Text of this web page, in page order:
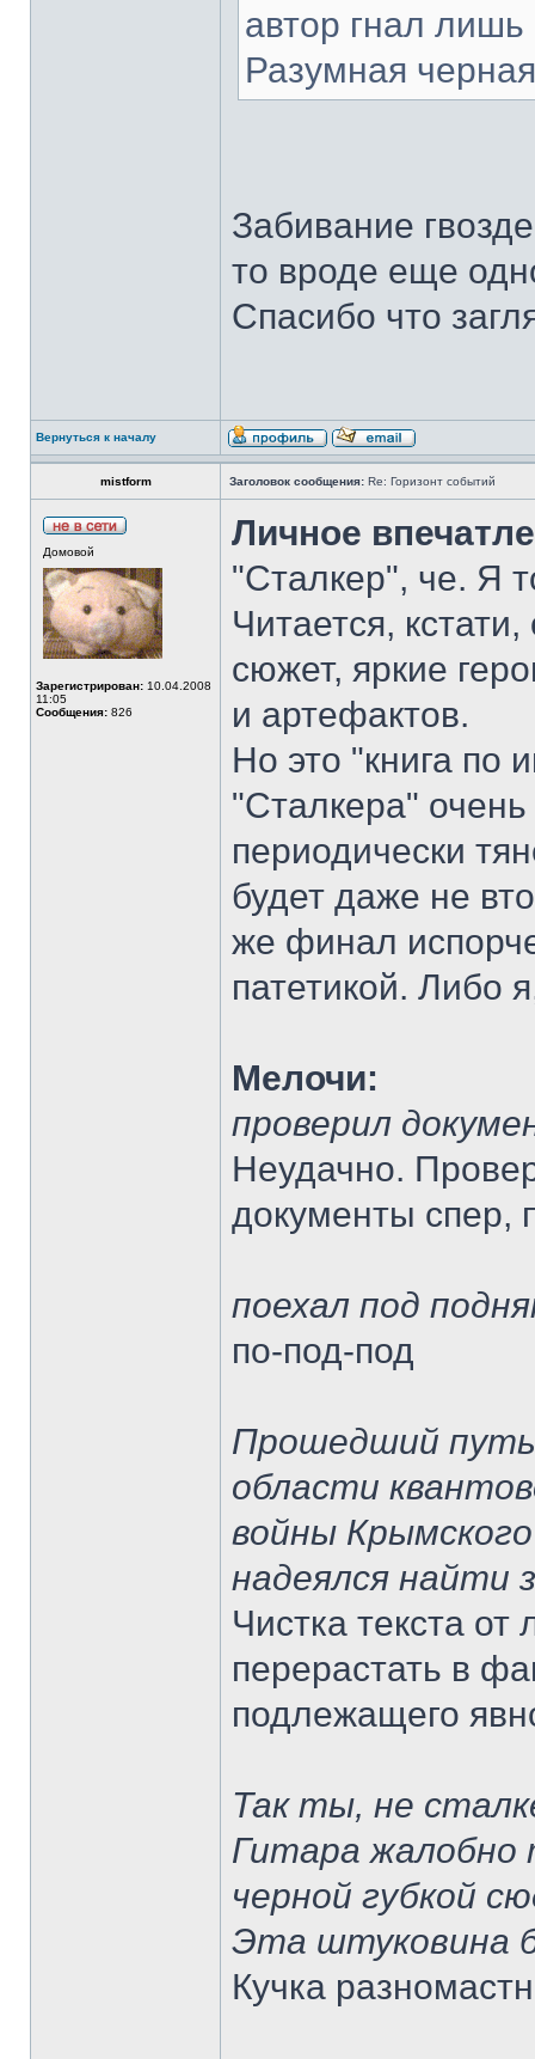
автор гнал лишь
Разумная
Забивание
то вроде еще
Спасибо что
Вернуться к началу
mistform Заголовок сообщения: Re: Горизонт событий
Домовой
Зарегистрирован: 10.04.2008
11:05
Сообщения: 826
Личное
"Сталкер", че. Я
Читается,
сюжет, яркие
и артефактов.
Но это "книга по
"Сталкера"
периодически
будет даже не
же финал
патетикой. Либо
Мелочи:
проверил
Неудачно.
документы спер,
поехал под
по-под-под
Прошедший путь
области
войны
надеялся найти
Чистка текста
перерастать в
подлежащего
Так ты, не
Гитара жалобно
черной губкой
Эта штуковина
Кучка